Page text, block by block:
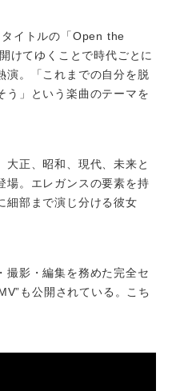
イトルの「Open the
けてゆくことで時代ごとに
演。「これまでの自分を脱
う」という楽曲のテーマを
大正、昭和、現代、未来と
場。エレガンスの要素を持
細部まで演じ分ける彼女
撮影・編集を務めた完全セ
も公開されている。こち